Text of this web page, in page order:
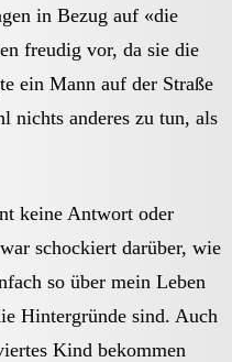
in Bezug auf «die
freudig vor, da sie die
ein Mann auf der Straße
nichts anderes zu tun, als
keine Antwort oder
schockiert darüber, wie
so über mein Leben
Hintergründe sind. Auch
Kind bekommen